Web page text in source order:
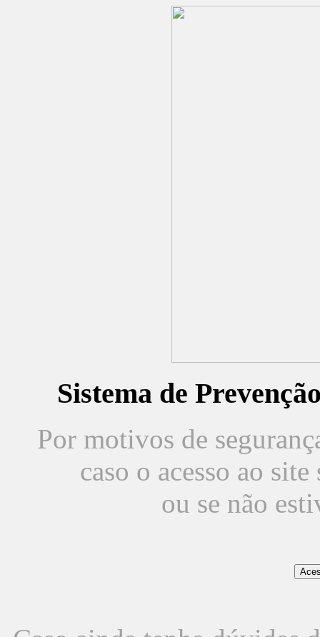
Sistema de
Por motivos de
caso o acesso ao
ou se não